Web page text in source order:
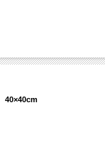
40×40cm